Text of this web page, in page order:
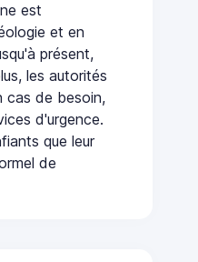
est
et en
présent,
les autorités
cas de besoin,
d'urgence.
que leur
de